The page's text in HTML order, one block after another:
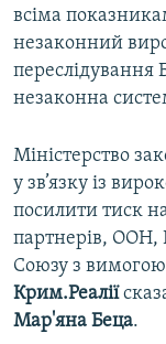
всіма
незаконний
переслідування
незаконна
Міністерство
у зв’язку із
посилити тиск
партнерів, ООН,
Союзу з
Крим.Реалії
Мар'яна Беца.